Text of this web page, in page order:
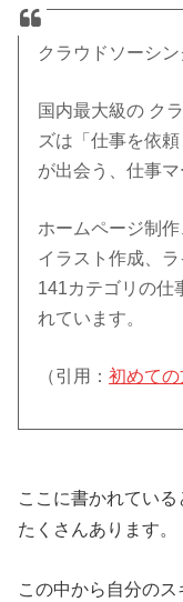
クラウドソーシ
国内最大級の ク
ズは「仕事を依
が出会う、仕事マ
ホームページ制
イラスト作成、
141カテゴリの仕
れています。
（引用：初めて
ここに書かれてい
たくさんあります。
この中から自分の